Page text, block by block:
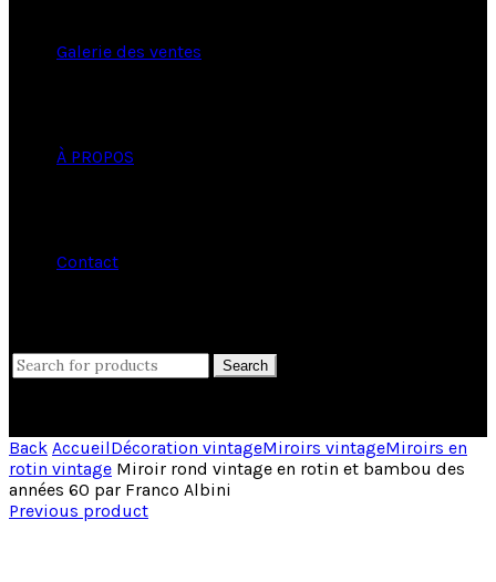
Galerie des ventes
À PROPOS
Contact
Search
for:
Search
Back AccueilDécoration vintageMiroirs vintageMiroirs en
rotin vintage Miroir rond vintage en rotin et bambou des
années 60 par Franco Albini
Previous product